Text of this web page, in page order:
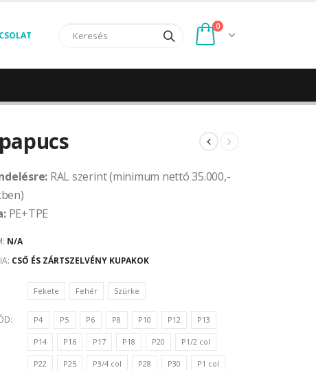
0
RAL szerint (minimum nettó 35.000,-
PE+TPE
N/A
CSŐ ÉS ZÁRTSZELVÉNY KUPAKOK
Fekete Fehér Szürke
P4 P5 P6 P8 P10 P12 P13
P14 P16 P17 P18 P20 P1/2 col
P22 P25 P3/4 col P28 P30 P1 col